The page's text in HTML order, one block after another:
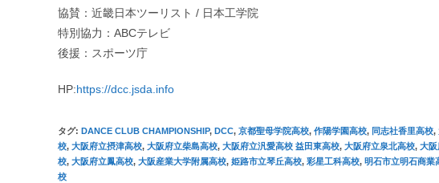
協賛：近畿日本ツーリスト / 日本工学院
特別協力：ABCテレビ
後援：スポーツ庁
HP:https://dcc.jsda.info
タグ: DANCE CLUB CHAMPIONSHIP, DCC, 京都聖母学院高校, 作陽学園高校, 同志社香里高校,
校, 大阪府立摂津高校, 大阪府立柴島高校, 大阪府立汎愛高校 益田東高校, 大阪府立泉北高校, 大阪
校, 大阪府立鳳高校, 大阪産業大学附属高校, 姫路市立琴丘高校, 彩星工科高校, 明石市立明石商業
校